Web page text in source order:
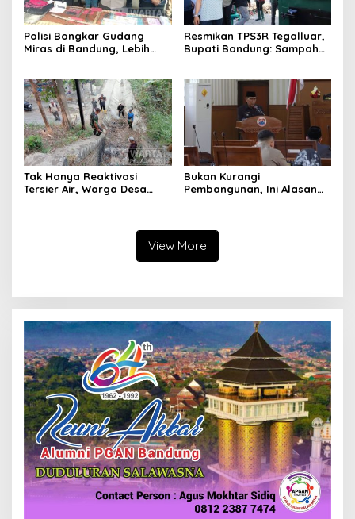
Polisi Bongkar Gudang
Miras di Bandung, Lebih
Resmikan TPS3R Tegalluar,
Bupati Bandung: Sampah
Tak Hanya Reaktivasi
Tersier Air, Warga Desa
Bukan Kurangi
Pembangunan, Ini Alasan
Daerah
View More